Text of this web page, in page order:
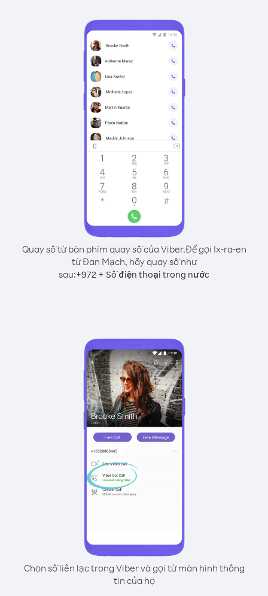
Quay số từ bàn phím quay số của Viber.Để gọi Ix-ra-en
từ Đan Mạch, hãy quay số như
sau:+972 + Số điện thoại trong nước
Chọn số liên lạc trong Viber và gọi từ màn hình thông
tin của họ